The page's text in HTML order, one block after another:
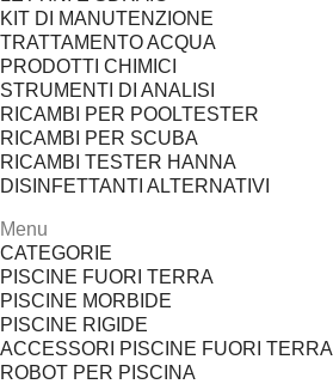
KIT DI MANUTENZIONE
TRATTAMENTO ACQUA
PRODOTTI CHIMICI
STRUMENTI DI ANALISI
RICAMBI PER POOLTESTER
RICAMBI PER SCUBA
RICAMBI TESTER HANNA
DISINFETTANTI ALTERNATIVI
Menu
CATEGORIE
PISCINE FUORI TERRA
PISCINE MORBIDE
PISCINE RIGIDE
ACCESSORI PISCINE FUORI TERRA
ROBOT PER PISCINA